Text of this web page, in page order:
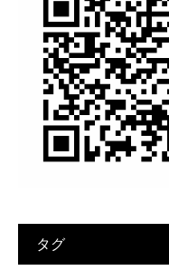
タグ